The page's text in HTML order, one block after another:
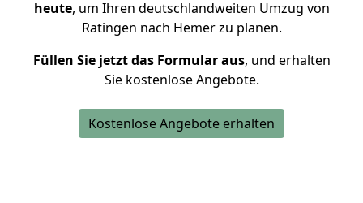
heute, um Ihren deutschlandweiten Umzug von
Ratingen nach Hemer zu planen.
Füllen Sie jetzt das Formular aus, und erhalten
Sie kostenlose Angebote.
Kostenlose Angebote erhalten